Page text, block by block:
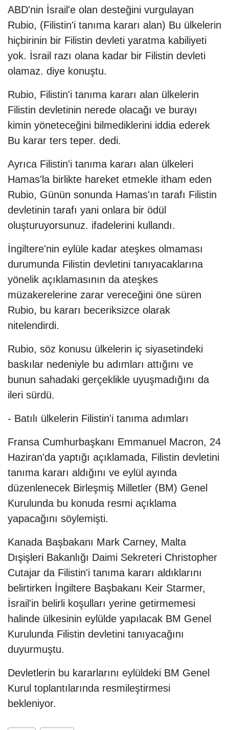
ABD'nin İsrail'e olan desteğini vurgulayan
Rubio, (Filistin'i tanıma kararı alan) Bu ülkelerin
hiçbirinin bir Filistin devleti yaratma kabiliyeti
yok. İsrail razı olana kadar bir Filistin devleti
olamaz. diye konuştu.
Rubio, Filistin'i tanıma kararı alan ülkelerin
Filistin devletinin nerede olacağı ve burayı
kimin yöneteceğini bilmediklerini iddia ederek
Bu karar ters teper. dedi.
Ayrıca Filistin'i tanıma kararı alan ülkeleri
Hamas'la birlikte hareket etmekle itham eden
Rubio, Günün sonunda Hamas'ın tarafı Filistin
devletinin tarafı yani onlara bir ödül
oluşturuyorsunuz. ifadelerini kullandı.
İngiltere'nin eylüle kadar ateşkes olmaması
durumunda Filistin devletini tanıyacaklarına
yönelik açıklamasının da ateşkes
müzakerelerine zarar vereceğini öne süren
Rubio, bu kararı beceriksizce olarak
nitelendirdi.
Rubio, söz konusu ülkelerin iç siyasetindeki
baskılar nedeniyle bu adımları attığını ve
bunun sahadaki gerçeklikle uyuşmadığını da
ileri sürdü.
- Batılı ülkelerin Filistin'i tanıma adımları
Fransa Cumhurbaşkanı Emmanuel Macron, 24
Haziran'da yaptığı açıklamada, Filistin devletini
tanıma kararı aldığını ve eylül ayında
düzenlenecek Birleşmiş Milletler (BM) Genel
Kurulunda bu konuda resmi açıklama
yapacağını söylemişti.
Kanada Başbakanı Mark Carney, Malta
Dışişleri Bakanlığı Daimi Sekreteri Christopher
Cutajar da Filistin'i tanıma kararı aldıklarını
belirtirken İngiltere Başbakanı Keir Starmer,
İsrail'in belirli koşulları yerine getirmemesi
halinde ülkesinin eylülde yapılacak BM Genel
Kurulunda Filistin devletini tanıyacağını
duyurmuştu.
Devletlerin bu kararlarını eylüldeki BM Genel
Kurul toplantılarında resmileştirmesi
bekleniyor.